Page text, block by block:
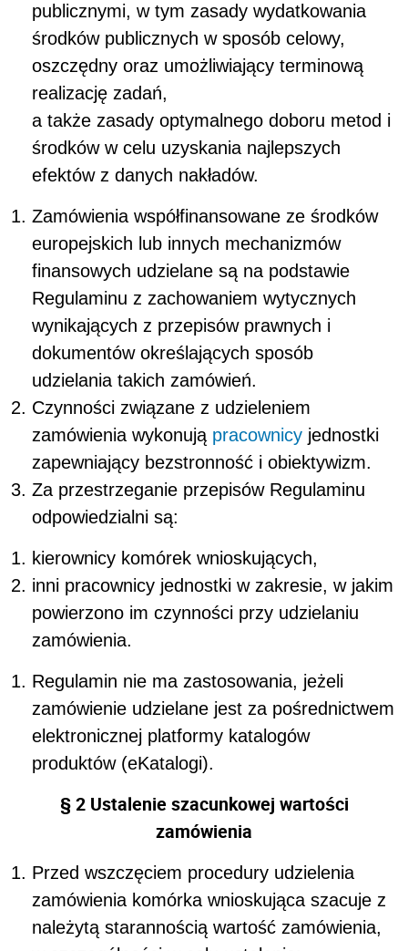
publicznymi, w tym zasady wydatkowania
środków publicznych w sposób celowy,
oszczędny oraz umożliwiający terminową
realizację zadań,
a także zasady optymalnego doboru metod i
środków w celu uzyskania najlepszych
efektów z danych nakładów.
Zamówienia współfinansowane ze środków
europejskich lub innych mechanizmów
finansowych udzielane są na podstawie
Regulaminu z zachowaniem wytycznych
wynikających z przepisów prawnych i
dokumentów określających sposób
udzielania takich zamówień.
Czynności związane z udzieleniem
zamówienia wykonują pracownicy jednostki
zapewniający bezstronność i obiektywizm.
Za przestrzeganie przepisów Regulaminu
odpowiedzialni są:
kierownicy komórek wnioskujących,
inni pracownicy jednostki w zakresie, w jakim
powierzono im czynności przy udzielaniu
zamówienia.
Regulamin nie ma zastosowania, jeżeli
zamówienie udzielane jest za pośrednictwem
elektronicznej platformy katalogów
produktów (eKatalogi).
§ 2 Ustalenie szacunkowej wartości
zamówienia
Przed wszczęciem procedury udzielenia
zamówienia komórka wnioskująca szacuje z
należytą starannością wartość zamówienia,